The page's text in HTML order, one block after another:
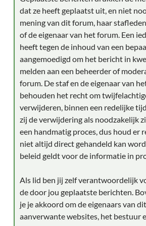
dat ze heeft geplaatst uit, en niet
mening van dit forum, haar
of de eigenaar van het forum. Een
heeft tegen de inhoud van een
aangemoedigd om het bericht in
melden aan een beheerder of
forum. De staf en de eigenaar van
behouden het recht om
verwijderen, binnen een redelijke
zij de verwijdering als noodzakelijk
een handmatig proces, dus houd er
niet altijd direct gehandeld kan
beleid geldt voor de informatie in
Als lid ben jij zelf verantwoordelijk
de door jou geplaatste berichten.
je je akkoord om de eigenaars van
aanverwante websites, het bestuur